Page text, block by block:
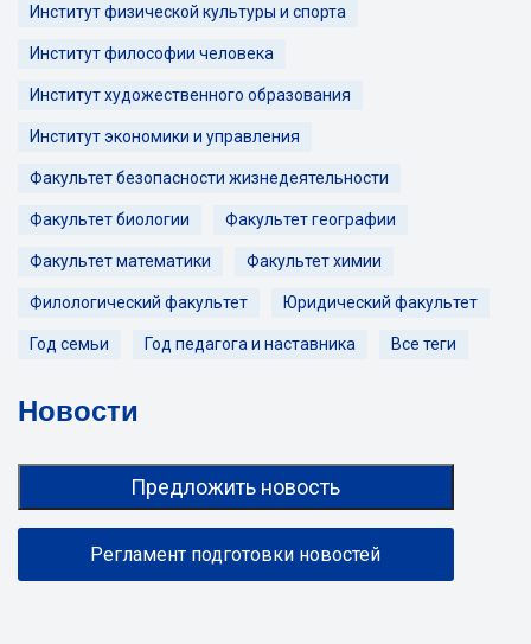
Институт физической культуры и спорта
Институт философии человека
Институт художественного образования
Институт экономики и управления
Факультет безопасности жизнедеятельности
Факультет биологии Факультет географии
Факультет математики Факультет химии
Филологический факультет Юридический факультет
Год семьи Год педагога и наставника Все теги
Новости
Предложить новость
Регламент подготовки новостей